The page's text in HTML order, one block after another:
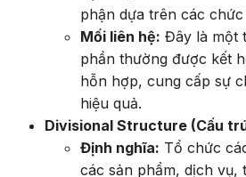
phận dựa trên các
Mối liên hệ: Đây là một
phần thường được kết
hỗn hợp, cung cấp sự
hiệu quả.
Divisional Structure (Cấu
Định nghĩa: Tổ chức
các sản phẩm, dịch vụ,